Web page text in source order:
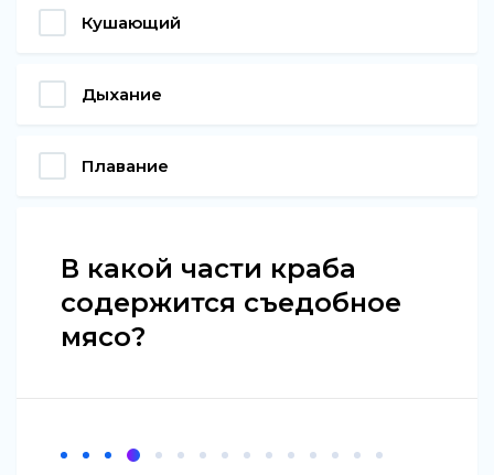
Кушающий
Дыхание
Плавание
В какой части краба
содержится съедобное
мясо?